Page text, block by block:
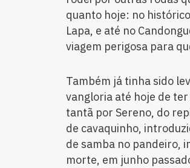
quanto hoje: no
Lapa, e até no
viagem perigosa para
Também já tinha sido
vangloria até hoje de
tantã por Sereno, do
de cavaquinho,
de samba no pandeiro,
morte, em junho